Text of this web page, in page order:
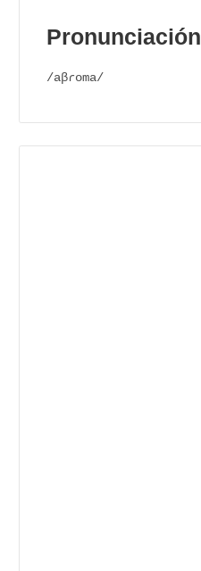
Pronunciación
/aβɾoma/